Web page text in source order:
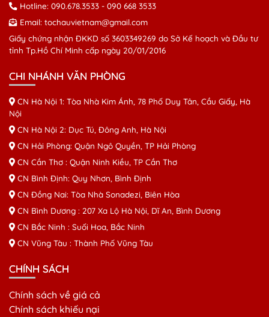
Hotline: 090.678.3533 - 090 668 3533
Email: tochauvietnam@gmail.com
Giấy chứng nhận ĐKKD số 3603349269 do Sở Kế hoạch và Đầu tư
tỉnh Tp.Hồ Chí Minh cấp ngày 20/01/2016
CHI NHÁNH VĂN PHÒNG
CN Hà Nội 1: Tòa Nhà Kim Ánh, 78 Phố Duy Tân, Cầu Giấy, Hà
Nội
CN Hà Nội 2: Dục Tú, Đông Anh, Hà Nội
CN Hải Phòng: Quận Ngô Quyền, TP Hải Phòng
CN Cần Thơ : Quận Ninh Kiều, TP Cần Thơ
CN Bình Định: Quy Nhơn, Bình Định
CN Đồng Nai: Tòa Nhà Sonadezi, Biên Hòa
CN Bình Dương : 207 Xa Lộ Hà Nội, Dĩ An, Bình Dương
CN Bắc Ninh : Suối Hoa, Bắc Ninh
CN Vũng Tàu : Thành Phố Vũng Tàu
CHÍNH SÁCH
Chính sách về giá cả
Chính sách khiếu nại